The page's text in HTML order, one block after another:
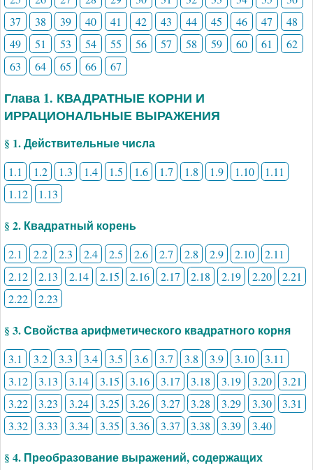
37
38 39 40 41 42 43 44 45 46 47
48
49
51 53 54 55 56 57 58 59 60 61
62
63
64 65 66 67
Глава 1. КВАДРАТНЫЕ КОРНИ И
ИРРАЦИОНАЛЬНЫЕ ВЫРАЖЕНИЯ
§ 1. Действительные числа
1.1 1.2 1.3 1.4 1.5 1.6 1.7 1.8 1.9 1.10
1.11
1.12
1.13
§ 2. Квадратный корень
2.1 2.2 2.3 2.4 2.5 2.6 2.7 2.8 2.9 2.10
2.11
2.12
2.13 2.14 2.15 2.16 2.17 2.18 2.19 2.20
2.21
2.22
2.23
§ 3. Свойства арифметического квадратного корня
3.1 3.2 3.3 3.4 3.5 3.6 3.7 3.8 3.9 3.10
3.11
3.12
3.13 3.14 3.15 3.16 3.17 3.18 3.19 3.20
3.21
3.22
3.23 3.24 3.25 3.26 3.27 3.28 3.29 3.30
3.31
3.32
3.33 3.34 3.35 3.36 3.37 3.38 3.39 3.40
§ 4. Преобразование выражений, содержащих